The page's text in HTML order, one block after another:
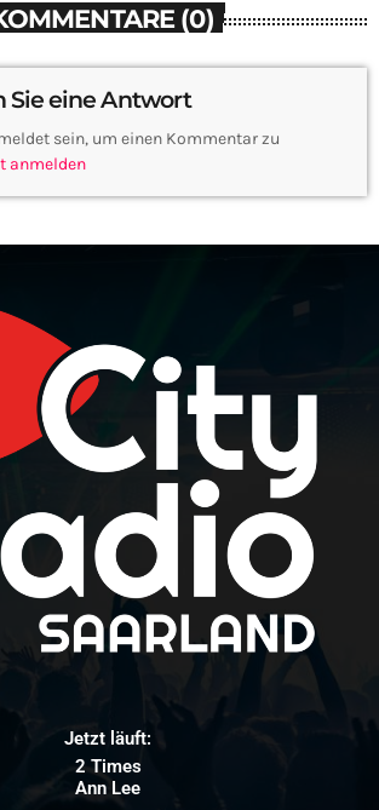
(0)
Sie eine Antwort
sein, um einen Kommentar zu
anmelden
Jetzt läuft:
2 Times
Ann Lee